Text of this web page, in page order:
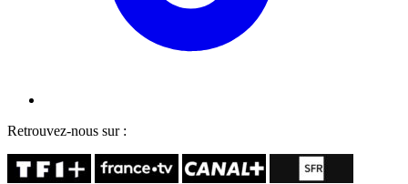
Retrouvez-nous sur :